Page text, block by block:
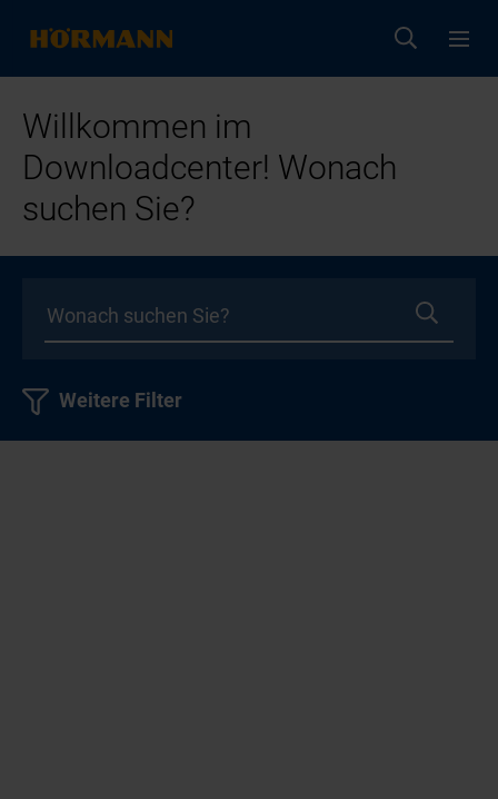
Willkommen im
Downloadcenter! Wonach
suchen Sie?
Weitere Filter